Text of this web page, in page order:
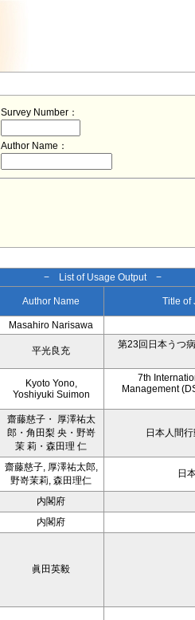
Survey Number：
Author Name：
− List of Usage Output −
Author Name Title of
Masahiro Narisawa
平光良充
第23回日本うつ
Kyoto Yono,
Yoshiyuki Suimon
7th
Management
齋藤慈子・ 厚澤祐太
郎・角田梨 央・野嵜
茉 莉・森田理 仁
日本人間
齋藤慈子, 厚澤祐太郎,
野嵜茉莉, 森田理仁
日
内閣府
内閣府
眞田英毅